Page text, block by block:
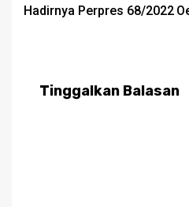
Hadirnya Perpres 68/2022
Tinggalkan Balasan